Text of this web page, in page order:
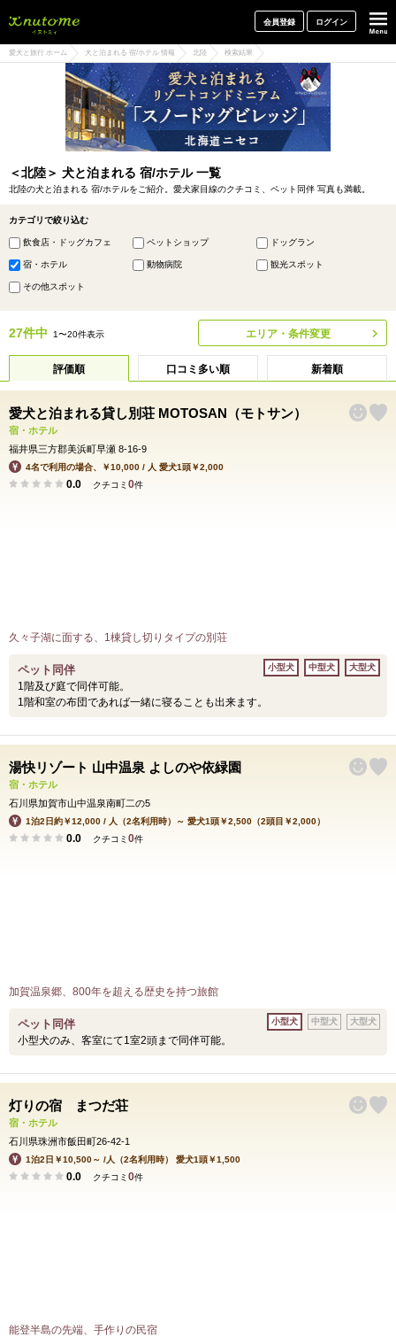
会員登録 ログイン
愛犬と旅行 ホーム 犬と泊まれる 宿/ホテル 情報 北陸 検索結果
＜北陸＞ 犬と泊まれる 宿/ホテル 一覧
北陸の犬と泊まれる 宿/ホテルをご紹介。愛犬家目線のクチコミ、ペット同伴 写真も満載。
カテゴリで絞り込む
飲食店・ドッグカフェ ペットショップ ドッグラン
宿・ホテル 動物病院 観光スポット
その他スポット
27件中 1〜20件表示 エリア・条件変更
評価順 口コミ多い順 新着順
愛犬と泊まれる貸し別荘 MOTOSAN（モトサン）
宿・ホテル
福井県三方郡美浜町早瀬 8-16-9
4名で利用の場合、￥10,000 / 人 愛犬1頭￥2,000
0.0 クチコミ 0件
久々子湖に面する、1棟貸し切りタイプの別荘
ペット同伴
1階及び庭で同伴可能。
1階和室の布団であれば一緒に寝ることも出来ます。
小型犬 中型犬 大型犬
湯快リゾート 山中温泉 よしのや依緑園
宿・ホテル
石川県加賀市山中温泉南町二の5
1泊2日約￥12,000 / 人（2名利用時）～ 愛犬1頭￥2,500（2頭目￥2,000）
0.0 クチコミ 0件
加賀温泉郷、800年を超える歴史を持つ旅館
ペット同伴
小型犬のみ、客室にて1室2頭まで同伴可能。
小型犬 中型犬 大型犬
灯りの宿 まつだ荘
宿・ホテル
石川県珠洲市飯田町26-42-1
1泊2日￥10,500～ /人（2名利用時） 愛犬1頭￥1,500
0.0 クチコミ 0件
能登半島の先端、手作りの民宿